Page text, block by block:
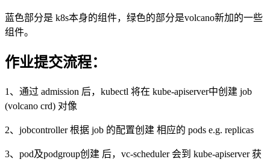
蓝色部分是 k8s本身的组件，绿色的部分是volcano新加的一些
组件。
作业提交流程：
1、通过 admission 后， kubectl 将在 kube-apiserver中创建 job
(volcano crd) 对像
2、 jobcontroller根据 job 的配置创建 相应的 pods e.g. replicas
3、 pod及podgroup创建 后， vc-scheduler 会到 kube-apiserver获